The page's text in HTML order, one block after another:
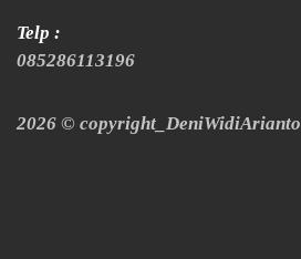
Telp :
085286113196
2026 © copyright_DeniWidiArianto